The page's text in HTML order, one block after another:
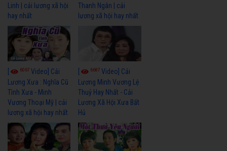
Linh | cải lương xã hội
hay nhất
Thanh Ngân | cải
lương xã hội hay nhất
6067 Video] Cải
Lương Xưa : Nghĩa Cũ
Tình Xưa - Minh
Vương Thoại Mỹ | cải
lương xã hội hay nhất
6687Video] Cải
Lương Minh Vương Lệ
Thuỷ Hay Nhất - Cải
Lương Xã Hội Xưa Bất
Hủ